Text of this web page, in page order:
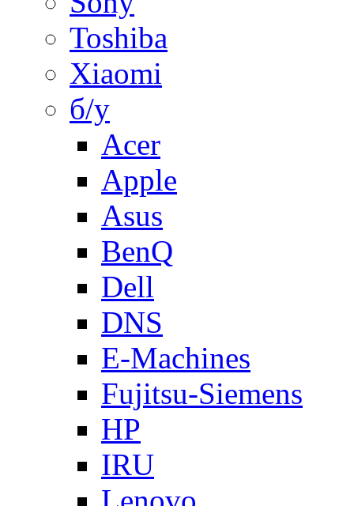
Toshiba
Xiaomi
б/у
Acer
Apple
Asus
BenQ
Dell
DNS
E-Machines
Fujitsu-Siemens
HP
IRU